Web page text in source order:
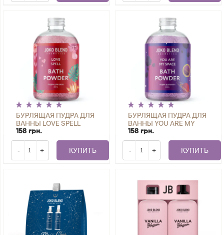
БУРЛЯЩАЯ ПУДРА ДЛЯ
ВАННЫ LOVE SPELL
JOKO BLEND 200 Г
158 грн.
- + КУПИТЬ
БУРЛЯЩАЯ ПУДРА ДЛЯ
ВАННЫ YOU ARE MY
SPACE JOKO BLEND 200
Г
158 грн.
- + КУПИТЬ